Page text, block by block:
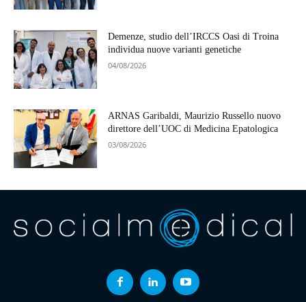
Demenze, studio dell’IRCCS Oasi di Troina
individua nuove varianti genetiche
04/08/2026
ARNAS Garibaldi, Maurizio Russello nuovo
direttore dell’UOC di Medicina Epatologica
03/08/2026